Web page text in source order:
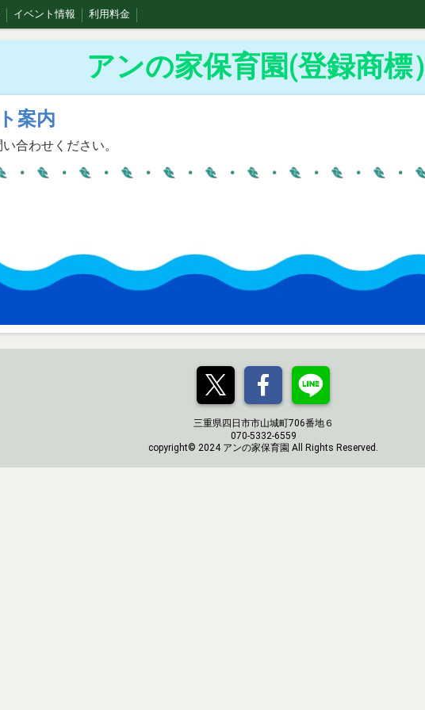
イベント情報 利用料金
アンの家保育園(登録商標）
案内
合わせください。
三重県四日市市山城町706番地６
070-5332-6559
copyright© 2024 アンの家保育園 All Rights Reserved.